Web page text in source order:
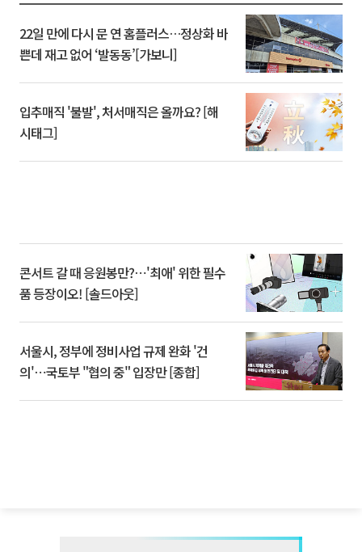
22일 만에 다시 문 연 홈플러스…정상화 바
쁜데 재고 없어 ‘발동동’[가보니]
입추매직 '불발', 처서매직은 올까요? [해
시태그]
콘서트 갈 때 응원봉만?⋯'최애' 위한 필수
품 등장이오! [솔드아웃]
서울시, 정부에 정비사업 규제 완화 '건
의'⋯국토부 "협의 중" 입장만 [종합]